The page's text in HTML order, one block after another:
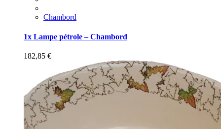
Chambord
1x Lampe pétrole – Chambord
182,85 €